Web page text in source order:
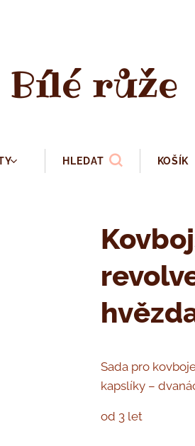
růže
HLEDAT KOŠÍK
Sada pro
kapslíky –
od 3 let